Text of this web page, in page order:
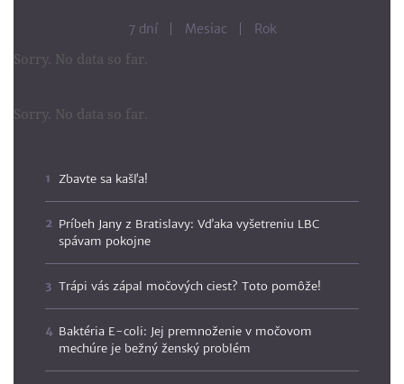
7 dní Mesiac Rok
Sorry. No data so far.
Sorry. No data so far.
Zbavte sa kašľa!
Príbeh Jany z Bratislavy: Vďaka vyšetreniu LBC
spávam pokojne
Trápi vás zápal močových ciest? Toto pomôže!
Baktéria E-coli: Jej premnoženie v močovom
mechúre je bežný ženský problém